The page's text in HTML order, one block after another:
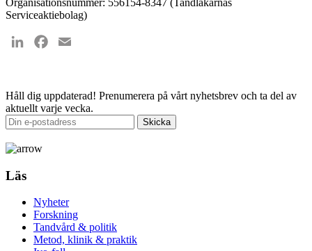
Organisationsnummer: 556154-8347 (Tandläkarnas
Serviceaktiebolag)
LinkedInFacebook
Håll dig uppdaterad! Prenumerera på vårt nyhetsbrev och ta del av
aktuellt varje vecka.
Läs
Nyheter
Forskning
Tandvård & politik
Metod, klinik & praktik